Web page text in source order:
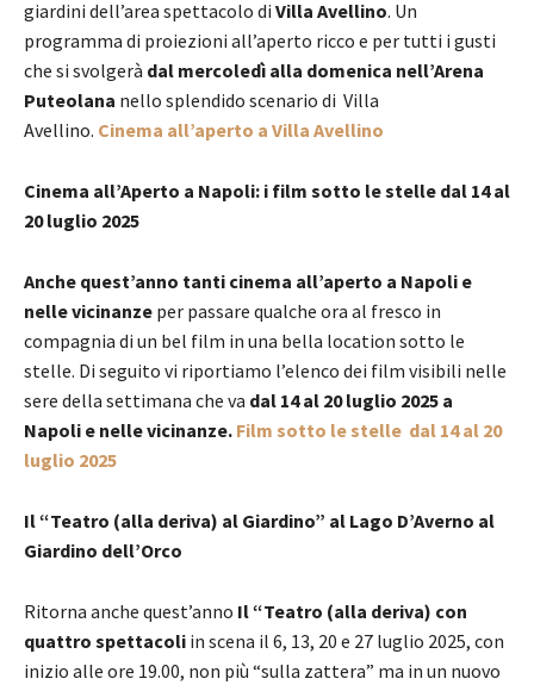
giardini dell’area spettacolo di Villa Avellino. Un
programma di proiezioni all’aperto ricco e per tutti i gusti
che si svolgerà dal mercoledì alla domenica nell’Arena
Puteolana nello splendido scenario di Villa
Avellino. Cinema all’aperto a Villa Avellino
Cinema all’Aperto a Napoli: i film sotto le stelle dal 14 al
20 luglio 2025
Anche quest’anno tanti cinema all’aperto a Napoli e
nelle vicinanze per passare qualche ora al fresco in
compagnia di un bel film in una bella location sotto le
stelle. Di seguito vi riportiamo l’elenco dei film visibili nelle
sere della settimana che va dal 14 al 20 luglio 2025 a
Napoli e nelle vicinanze. Film sotto le stelle dal 14 al 20
luglio 2025
Il “Teatro (alla deriva) al Giardino” al Lago D’Averno al
Giardino dell’Orco
Ritorna anche quest’anno Il “Teatro (alla deriva) con
quattro spettacoli in scena il 6, 13, 20 e 27 luglio 2025, con
inizio alle ore 19.00, non più “sulla zattera” ma in un nuovo